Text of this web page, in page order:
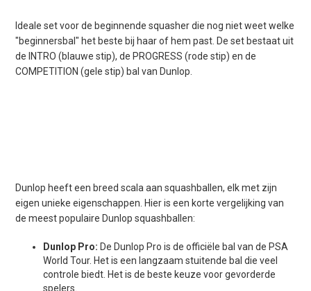
Ideale set voor de beginnende squasher die nog niet weet welke
"beginnersbal" het beste bij haar of hem past. De set bestaat uit
de INTRO (blauwe stip), de PROGRESS (rode stip) en de
COMPETITION (gele stip) bal van Dunlop.
Dunlop heeft een breed scala aan squashballen, elk met zijn
eigen unieke eigenschappen. Hier is een korte vergelijking van
de meest populaire Dunlop squashballen:
Dunlop Pro: De Dunlop Pro is de officiële bal van de PSA
World Tour. Het is een langzaam stuitende bal die veel
controle biedt. Het is de beste keuze voor gevorderde
spelers.